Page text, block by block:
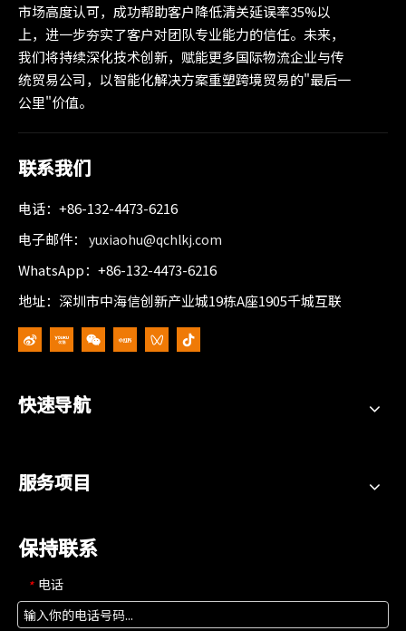
市场高度认可，成功帮助客户降低清关延误率35%以
上，进一步夯实了客户对团队专业能力的信任。未来，
我们将持续深化技术创新，赋能更多国际物流企业与传
统贸易公司，以智能化解决方案重塑跨境贸易的"最后一
公里"价值。
联系我们
电话：+86-132-4473-6216
电子邮件： yuxiaohu@qchlkj.com
WhatsApp：+86-132-4473-6216
地址：深圳市中海信创新产业城19栋A座1905千城互联
快速导航
服务项目
保持联系
* 电话